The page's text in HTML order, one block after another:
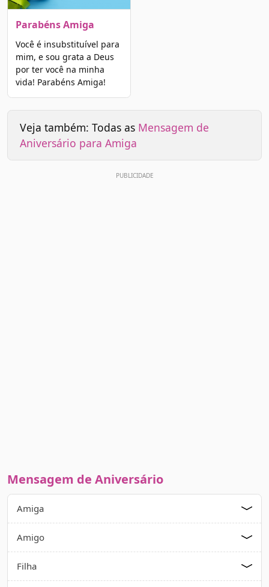
Parabéns Amiga
Você é insubstituível para
mim, e sou grata a Deus
por ter você na minha
vida! Parabéns Amiga!
Veja também: Todas as Mensagem de
Aniversário para Amiga
Mensagem de Aniversário
Amiga
Amigo
Filha